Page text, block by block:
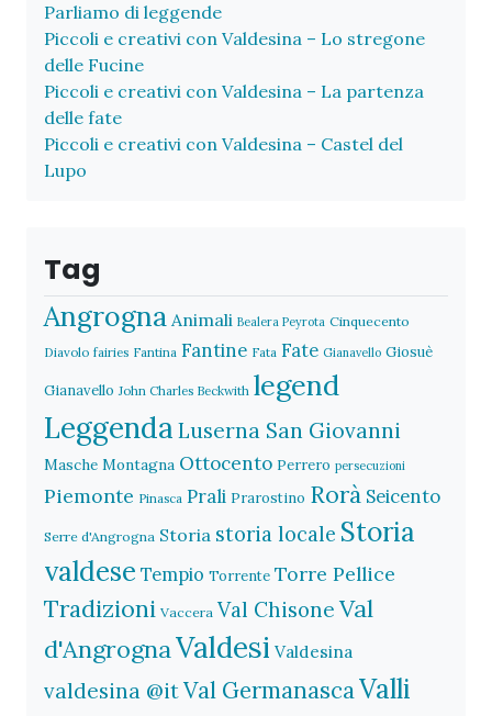
Parliamo di leggende
Piccoli e creativi con Valdesina – Lo stregone
delle Fucine
Piccoli e creativi con Valdesina – La partenza
delle fate
Piccoli e creativi con Valdesina – Castel del
Lupo
Tag
Angrogna Animali Bealera Peyrota Cinquecento
Diavolo fairies Fantina Fantine Fata Fate Gianavello Giosuè
Gianavello John Charles Beckwith legend
Leggenda Luserna San Giovanni
Masche Montagna Ottocento Perrero persecuzioni
Piemonte Pinasca Prali Prarostino Rorà Seicento
Serre d'Angrogna Storia storia locale Storia
valdese Tempio Torrente Torre Pellice
Tradizioni Vaccera Val Chisone Val
d'AngrognaValdesi Valdesina
valdesina @itVal GermanascaValli